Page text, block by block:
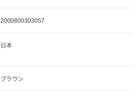
2000800303057
日本
ブラウン